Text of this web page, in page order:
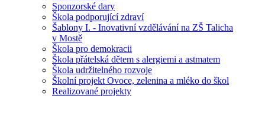
Sponzorské dary
Škola podporující zdraví
Šablony I. - Inovativní vzdělávání na ZŠ Talicha
v Mostě
Škola pro demokracii
Škola přátelská dětem s alergiemi a astmatem
Škola udržitelného rozvoje
Školní projekt Ovoce, zelenina a mléko do škol
Realizované projekty